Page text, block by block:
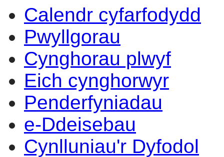
Calendr cyfarfodydd
Pwyllgorau
Cynghorau plwyf
Eich cynghorwyr
Penderfyniadau
e-Ddeisebau
Cynlluniau'r Dyfodol
14:00
14:00
14:00
14:00